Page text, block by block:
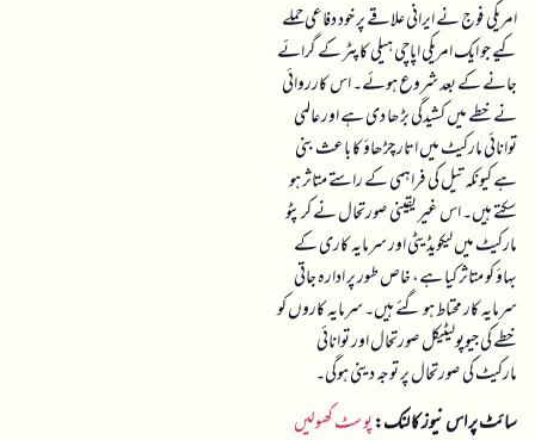
امریکی فوج نے ایرانی علاقے پر خود دفاعی حملے
کیے جو ایک امریکی اپاچی ہیلی کاپٹر کے گرائے
جانے کے بعد شروع ہوئے۔ اس کارروائی
نے خطے میں کشیدگی بڑھا دی ہے اور عالمی
توانائی مارکیٹ میں اتار چڑھاؤ کا باعث بنی
ہے کیونکہ تیل کی فراہمی کے راستے متاثر ہو
سکتے ہیں۔ اس غیر یقینی صورتحال نے کرپٹو
مارکیٹ میں لیکویڈیٹی اور سرمایہ کاری کے
بہاؤ کو متاثر کیا ہے، خاص طور پر ادارہ جاتی
سرمایہ کار محتاط ہو گئے ہیں۔ سرمایہ کاروں کو
خطے کی جیوپولیٹیکل صورتحال اور توانائی
مارکیٹ کی صورتحال پر توجہ دینی ہوگی۔
سائٹ پر اس نیوز کا لنک:پوسٹ کھولیں